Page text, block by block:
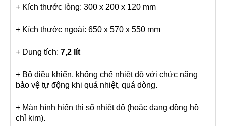
+ Kích thước lòng: 300 x 200 x 120 mm
+ Kích thước ngoài: 650 x 570 x 550 mm
+ Dung tích: 7,2 lít
+ Bộ điều khiển, khống chế nhiệt độ với chức năng
bảo vệ tự động khi quá nhiệt, quá dòng.
+ Màn hình hiển thị số nhiệt độ (hoặc dạng đồng hồ
chỉ kim).